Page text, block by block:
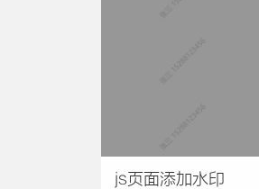
js页面添加水印